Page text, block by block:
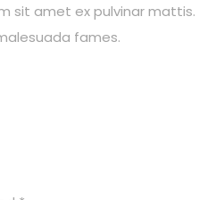
amet ex pulvinar
fames.